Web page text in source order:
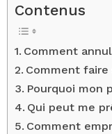
Contenus
Comment
Comment
Pourquoi mon
Qui peut me
Comment